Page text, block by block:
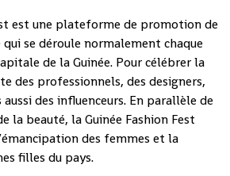
est une plateforme de promotion de
se déroule normalement chaque
de la Guinée. Pour célébrer la
des professionnels, des designers,
des influenceurs. En parallèle de
la beauté, la Guinée Fashion Fest
des femmes et la
filles du pays.